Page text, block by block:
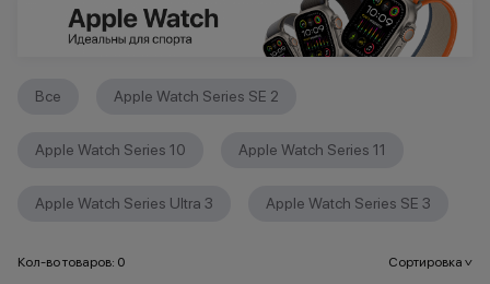
Все Apple Watch Series SE 2
Apple Watch Series 10 Apple Watch Series 11
Apple Watch Series Ultra 3 Apple Watch Series SE 3
Кол-во товаров: 0 Сортировка>